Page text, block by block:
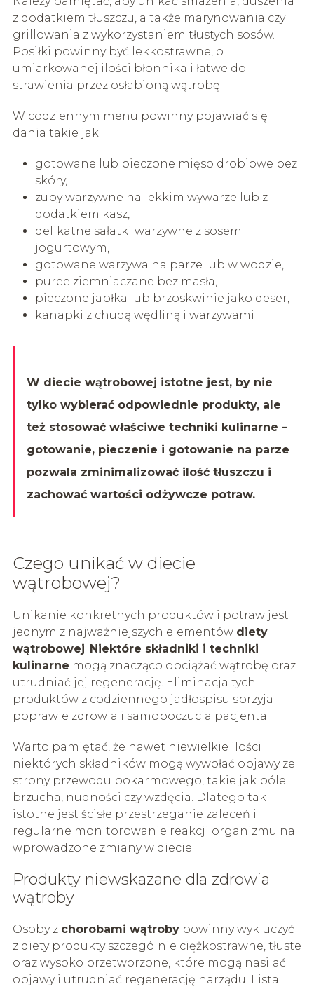
z dodatkiem tłuszczu, a także marynowania czy
grillowania z wykorzystaniem tłustych sosów.
Posiłki powinny być lekkostrawne, o
umiarkowanej ilości błonnika i łatwe do
strawienia przez osłabioną wątrobę.
W codziennym menu powinny pojawiać się
dania takie jak:
gotowane lub pieczone mięso drobiowe bez
skóry,
zupy warzywne na lekkim wywarze lub z
dodatkiem kasz,
delikatne sałatki warzywne z sosem
jogurtowym,
gotowane warzywa na parze lub w wodzie,
puree ziemniaczane bez masła,
pieczone jabłka lub brzoskwinie jako deser,
kanapki z chudą wędliną i warzywami
W diecie wątrobowej istotne jest, by nie
tylko wybierać odpowiednie produkty, ale
też stosować właściwe techniki kulinarne –
gotowanie, pieczenie i gotowanie na parze
pozwala zminimalizować ilość tłuszczu i
zachować wartości odżywcze potraw.
Czego unikać w diecie
wątrobowej?
Unikanie konkretnych produktów i potraw jest
jednym z najważniejszych elementów diety
wątrobowej. Niektóre składniki i techniki
kulinarne mogą znacząco obciążać wątrobę oraz
utrudniać jej regenerację. Eliminacja tych
produktów z codziennego jadłospisu sprzyja
poprawie zdrowia i samopoczucia pacjenta.
Warto pamiętać, że nawet niewielkie ilości
niektórych składników mogą wywołać objawy ze
strony przewodu pokarmowego, takie jak bóle
brzucha, nudności czy wzdęcia. Dlatego tak
istotne jest ścisłe przestrzeganie zaleceń i
regularne monitorowanie reakcji organizmu na
wprowadzone zmiany w diecie.
Produkty niewskazane dla zdrowia
wątroby
Osoby z chorobami wątrobypowinny wykluczyć
z diety produkty szczególnie ciężkostrawne, tłuste
oraz wysoko przetworzone, które mogą nasilać
objawy i utrudniać regenerację narządu. Lista